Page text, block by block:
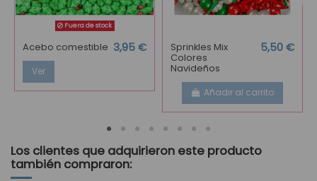
Fuera de stock
Acebo comestible 3,95 €
Ver
Sprinkles Mix
Colores
Navideños
5,50 €
Añadir al carrito
Los clientes que adquirieron este producto
también compraron: